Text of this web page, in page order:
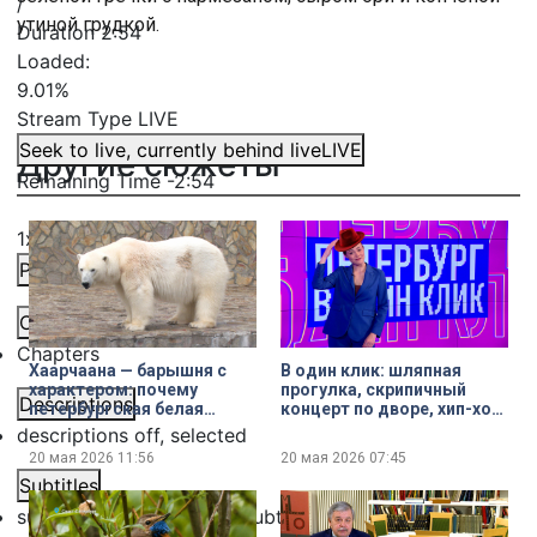
Duration2:54
Loaded:
9.01%
Stream Type LIVE
Seek to live, currently behind liveLIVE
Remaining Time-2:54
1x
Playback Rate
Chapters
Chapters
Descriptions
descriptions off, selected
Subtitles
subtitles settings, opens subtitles settings dialog
утиной грудкой.
Другие сюжеты
Хаарчаана — барышня с
характером: почему
петербургская белая
медведица любит людей,
но до сих пор одинока
20 мая 2026 11:56
В один клик: шляпная
прогулка, скрипичный
концерт по дворе, хип-хоп-
римляне против варваров
— о чём рассказывали
жители Петербурга в
соцсетях
20 мая 2026 07:45